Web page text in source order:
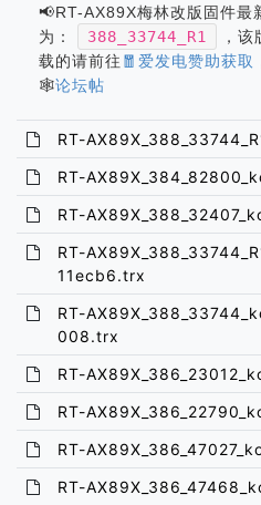
📢RT-AX89X梅林改版固件最
为：
388_33744_R1
，
载的请前往 🧧爱发电赞助获取
🕸️论坛帖
RT-
RT-
RT-
RT-
11ecb6.trx
RT-
008.trx
RT-
RT-
RT-
RT-